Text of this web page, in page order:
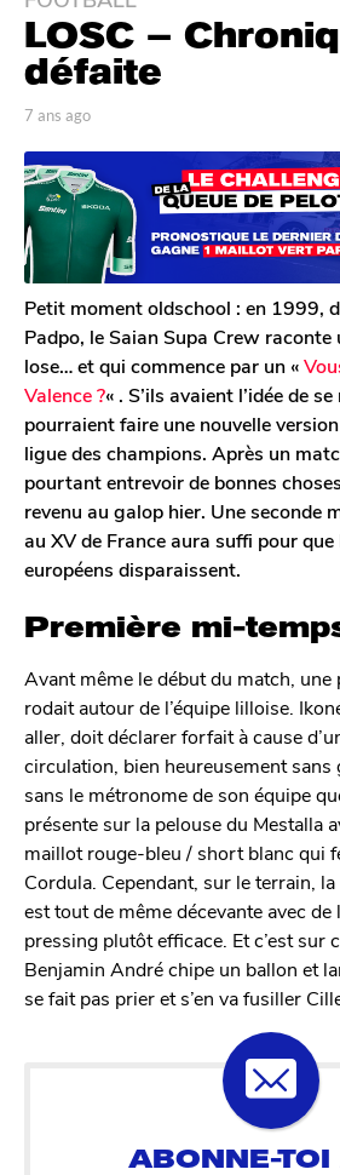
a
s
a
o
7
a
n
s
a
g
o
LOSC –
défaite
p
r
A
n
t
o
i
n
D
e
c
l
e
r
c
q
7 ans ago
s
a
Petit moment oldschool : en 1999,
Padpo, le Saian Supa Crew
lose… et qui commence par un «
Valence ?« . S’ils avaient l’idée de
pourraient faire une nouvelle
ligue des champions. Après un
pourtant entrevoir de bonnes
revenu au galop hier. Une seconde
au XV de France aura suffi pour que
européens disparaissent.
Première mi-
Avant même le début du match, une
rodait autour de l’équipe lilloise.
aller, doit déclarer forfait à cause
circulation, bien heureusement sans
sans le métronome de son équipe
présente sur la pelouse du Mestalla
maillot rouge-bleu / short blanc qui
Cordula. Cependant, sur le terrain,
est tout de même décevante avec de
pressing plutôt efficace. Et c’est sur
Benjamin André chipe un ballon et
se fait pas prier et s’en va fusiller